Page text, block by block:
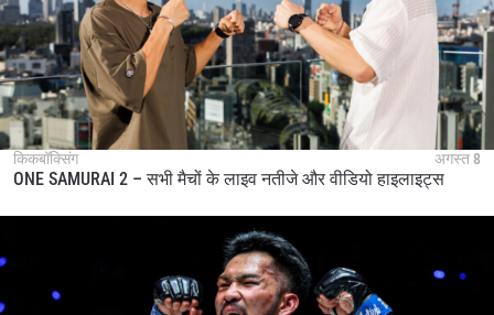
किकबॉक्सिंग अगस्त 8
ONE SAMURAI 2 – सभी मैचों के लाइव नतीजे और वीडियो हाइलाइट्स